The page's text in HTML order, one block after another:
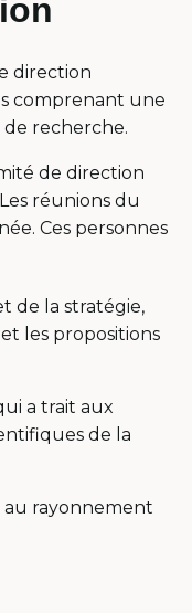
direction
comprenant une
recherche.
de direction
réunions du
Ces personnes
de la stratégie,
les propositions
a trait aux
de la
rayonnement